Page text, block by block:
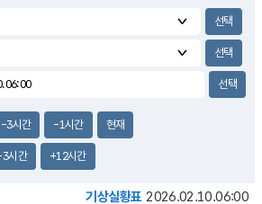
2.2m/s
-3시간 -1시간 현재
시간 +12시간
기상실황표 2026.02.10.06:00